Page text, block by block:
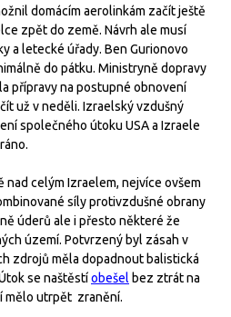
domácím aerolinkám začít ještě
zpět do země. Návrh ale musí
a letecké úřady. Ben Gurionovo
do pátku. Ministryně dopravy
přípravy na postupné obnovení
už v neděli. Izraelský vzdušný
společného útoku USA a Izraele
celým Izraelem, nejvíce ovšem
síly protivzdušné obrany
úderů ale i přesto některé že
území. Potvrzený byl zásah v
zdrojů měla dopadnout balistická
se naštěstíobešel bez ztrát na
mělo utrpět zranění.